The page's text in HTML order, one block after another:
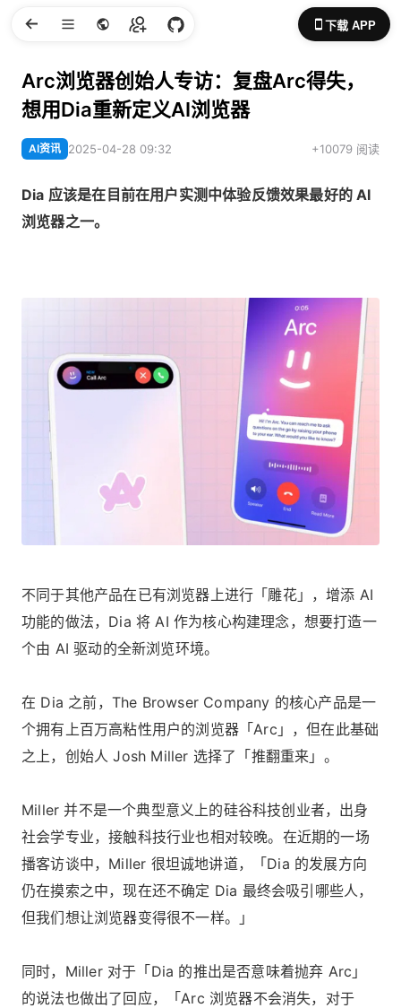
下载 APP
Arc浏览器创始人专访：复盘Arc得失，
想用Dia重新定义AI浏览器
AI资讯 2025-04-28 09:32 +10079 阅读
Dia 应该是在目前在用户实测中体验反馈效果最好的 AI
浏览器之一。
不同于其他产品在已有浏览器上进行「雕花」，增添 AI
功能的做法，Dia 将 AI 作为核心构建理念，想要打造一
个由 AI 驱动的全新浏览环境。
在 Dia 之前，The Browser Company 的核心产品是一
个拥有上百万高粘性用户的浏览器「Arc」，但在此基础
之上，创始人 Josh Miller 选择了「推翻重来」。
Miller 并不是一个典型意义上的硅谷科技创业者，出身
社会学专业，接触科技行业也相对较晚。在近期的一场
播客访谈中，Miller 很坦诚地讲道，「Dia 的发展方向
仍在摸索之中，现在还不确定 Dia 最终会吸引哪些人，
但我们想让浏览器变得很不一样。」
同时，Miller 对于「Dia 的推出是否意味着抛弃 Arc」
的说法也做出了回应，「Arc 浏览器不会消失，对于